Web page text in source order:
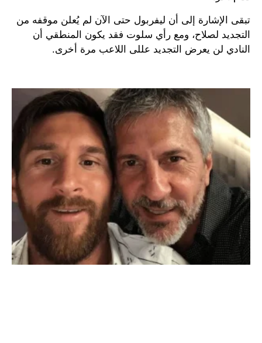
تبقى الإشارة إلى أن ليفربول حتى الآن لم يُعلن موقفه من
التجديد لصلاح، ومع رأي سلوت فقد يكون المنطقي أن
النادي لن يعرض التجديد عللى اللاعب مرة أخرى.